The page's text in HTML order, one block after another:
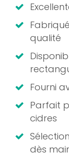
qualité
Fourni
Parfait
cidres
dès